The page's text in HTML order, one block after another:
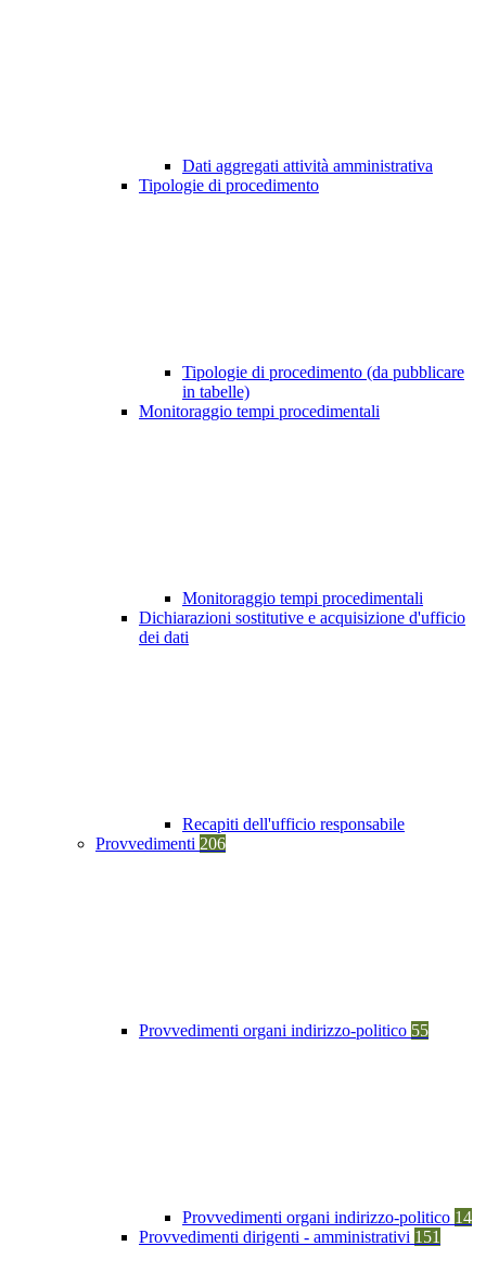
Dati aggregati attività amministrativa
Tipologie di procedimento
Tipologie di procedimento (da pubblicare
in tabelle)
Monitoraggio tempi procedimentali
Monitoraggio tempi procedimentali
Dichiarazioni sostitutive e acquisizione d'ufficio
dei dati
Recapiti dell'ufficio responsabile
Provvedimenti 206
Provvedimenti organi indirizzo-politico 55
Provvedimenti organi indirizzo-politico 14
Provvedimenti dirigenti - amministrativi 151